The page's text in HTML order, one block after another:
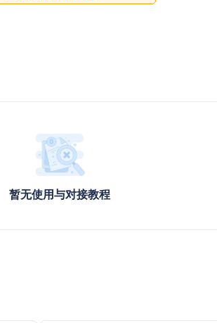
暂无使用与对接教程